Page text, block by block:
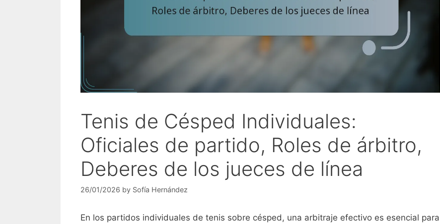
Tenis de Césped Individuales:
Oficiales de partido, Roles de árbitro,
Deberes de los jueces de línea
26/01/2026 by Sofía Hernández
En los partidos individuales de tenis sobre césped, una arbitraje efectivo es esencial para